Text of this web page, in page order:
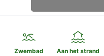
Zwembad Aan het strand